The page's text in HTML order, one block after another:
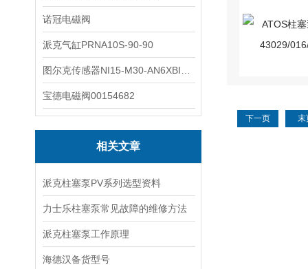
诺冠电磁阀
派克气缸PRNA10S-90-90
宝德电磁阀00154682
相关文章
派克柱塞泵PV系列选型资料
力士乐柱塞泵常见故障的维修方法
派克柱塞泵工作原理
海德汉备货型号
下一页 末